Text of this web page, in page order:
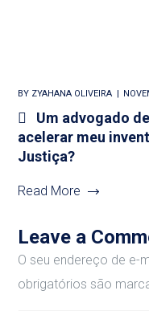
BY ZYAHANA OLIVEIRA
Um advogado
acelerar meu
Justiça?
Read More
Leave a
O seu endereço de e-
obrigatórios são